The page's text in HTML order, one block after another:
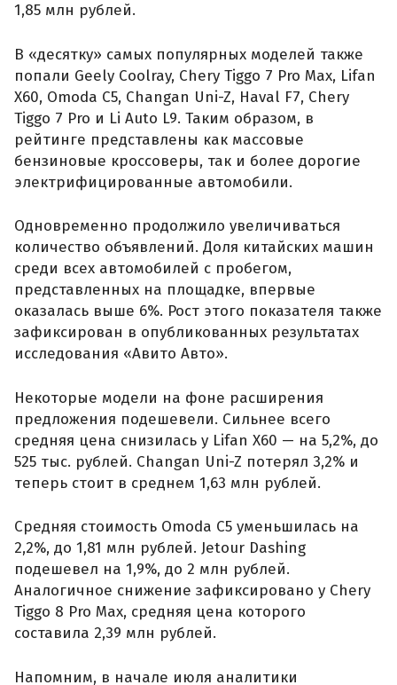
1,85 млн рублей.
В «десятку» самых популярных моделей также
попали Geely Coolray, Chery Tiggo 7 Pro Max, Lifan
X60, Omoda C5, Changan Uni-Z, Haval F7, Chery
Tiggo 7 Pro и Li Auto L9. Таким образом, в
рейтинге представлены как массовые
бензиновые кроссоверы, так и более дорогие
электрифицированные автомобили.
Одновременно продолжило увеличиваться
количество объявлений. Доля китайских машин
среди всех автомобилей с пробегом,
представленных на площадке, впервые
оказалась выше 6%. Рост этого показателя также
зафиксирован в опубликованных результатах
исследования «Авито Авто».
Некоторые модели на фоне расширения
предложения подешевели. Сильнее всего
средняя цена снизилась у Lifan X60 — на 5,2%, до
525 тыс. рублей. Changan Uni-Z потерял 3,2% и
теперь стоит в среднем 1,63 млн рублей.
Средняя стоимость Omoda C5 уменьшилась на
2,2%, до 1,81 млн рублей. Jetour Dashing
подешевел на 1,9%, до 2 млн рублей.
Аналогичное снижение зафиксировано у Chery
Tiggo 8 Pro Max, средняя цена которого
составила 2,39 млн рублей.
Напомним, в начале июля аналитики